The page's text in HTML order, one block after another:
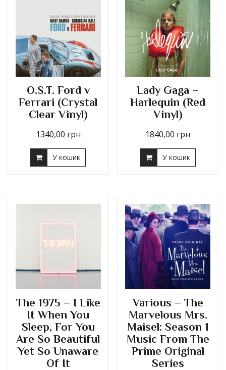
O.S.T. Ford v
Ferrari (Crystal
Clear Vinyl)
1340,00 грн
У кошик
Lady Gaga –
Harlequin (Red
Vinyl)
1840,00 грн
У кошик
The 1975 – I Like
It When You
Sleep, For You
Are So Beautiful
Yet So Unaware
Of It
Various – The
Marvelous Mrs.
Maisel: Season 1
Music From The
Prime Original
Series